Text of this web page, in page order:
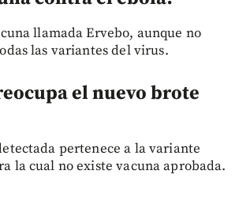
llamada Ervebo, aunque no
las variantes del virus.
el nuevo brote
pertenece a la variante
la cual no existe vacuna aprobada.